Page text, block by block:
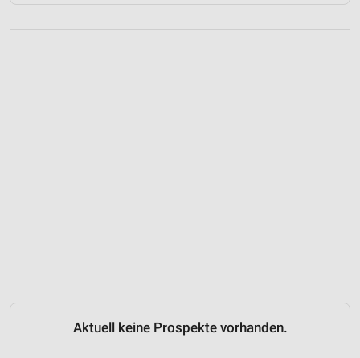
Aktuell keine Prospekte vorhanden.